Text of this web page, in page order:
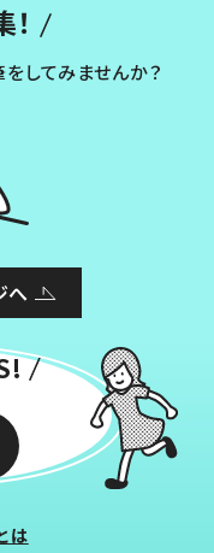
してみませんか？
へ
は